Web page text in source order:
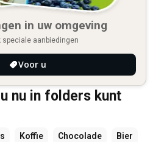
in uw omgeving
speciale aanbiedingen
Voor u
nu in folders kunt
Koffie Chocolade Bier